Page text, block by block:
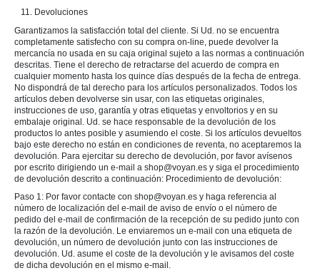
11. Devoluciones
Garantizamos la satisfacción total del cliente. Si Ud. no se encuentra
completamente satisfecho con su compra on-line, puede devolver la
mercancía no usada en su caja original sujeto a las normas a continuación
descritas. Tiene el derecho de retractarse del acuerdo de compra en
cualquier momento hasta los quince días después de la fecha de entrega.
No dispondrá de tal derecho para los artículos personalizados. Todos los
artículos deben devolverse sin usar, con las etiquetas originales,
instrucciones de uso, garantía y otras etiquetas y envoltorios y en su
embalaje original. Ud. se hace responsable de la devolución de los
productos lo antes posible y asumiendo el coste. Si los artículos devueltos
bajo este derecho no están en condiciones de reventa, no aceptaremos la
devolución. Para ejercitar su derecho de devolución, por favor avísenos
por escrito dirigiendo un e-mail a shop@voyan.es y siga el procedimiento
de devolución descrito a continuación: Procedimiento de devolución:
Paso 1: Por favor contacte con shop@voyan.es y haga referencia al
número de localización del e-mail de aviso de envío o el número de
pedido del e-mail de confirmación de la recepción de su pedido junto con
la razón de la devolución. Le enviaremos un e-mail con una etiqueta de
devolución, un número de devolución junto con las instrucciones de
devolución. Ud. asume el coste de la devolución y le avisamos del coste
de dicha devolución en el mismo e-mail.